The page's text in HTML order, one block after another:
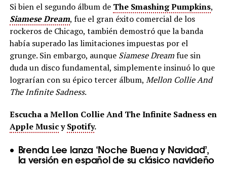
Si bien el segundo álbum de The Smashing Pumpkins,
Siamese Dream, fue el gran éxito comercial de los
rockeros de Chicago, también demostró que la banda
había superado las limitaciones impuestas por el
grunge. Sin embargo, aunque Siamese Dreamfue sin
duda un disco fundamental, simplemente insinuó lo que
lograrían con su épico tercer álbum, Mellon Collie And
The Infinite Sadness.
Escucha a Mellon Collie And The Infinite Sadness en
Apple MusicySpotify.
Brenda Lee lanza ‘Noche Buena y Navidad’,
la versión en español de su clásico navideño